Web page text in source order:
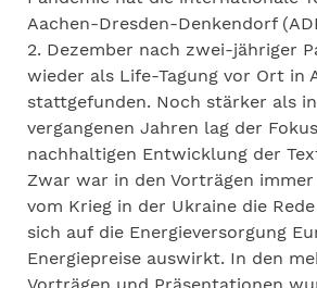
Aachen-Dresden-Denkendorf
2. Dezember nach zwei-jähriger
wieder als Life-Tagung vor Ort in
stattgefunden. Noch stärker als
vergangenen Jahren lag der
nachhaltigen Entwicklung der
Zwar war in den Vorträgen
vom Krieg in der Ukraine die
sich auf die Energieversorgung
Energiepreise auswirkt. In den